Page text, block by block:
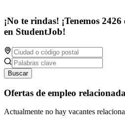
¡No te rindas! ¡Tenemos
en StudentJob!
Buscar
Ofertas de empleo
Actualmente no hay vacantes